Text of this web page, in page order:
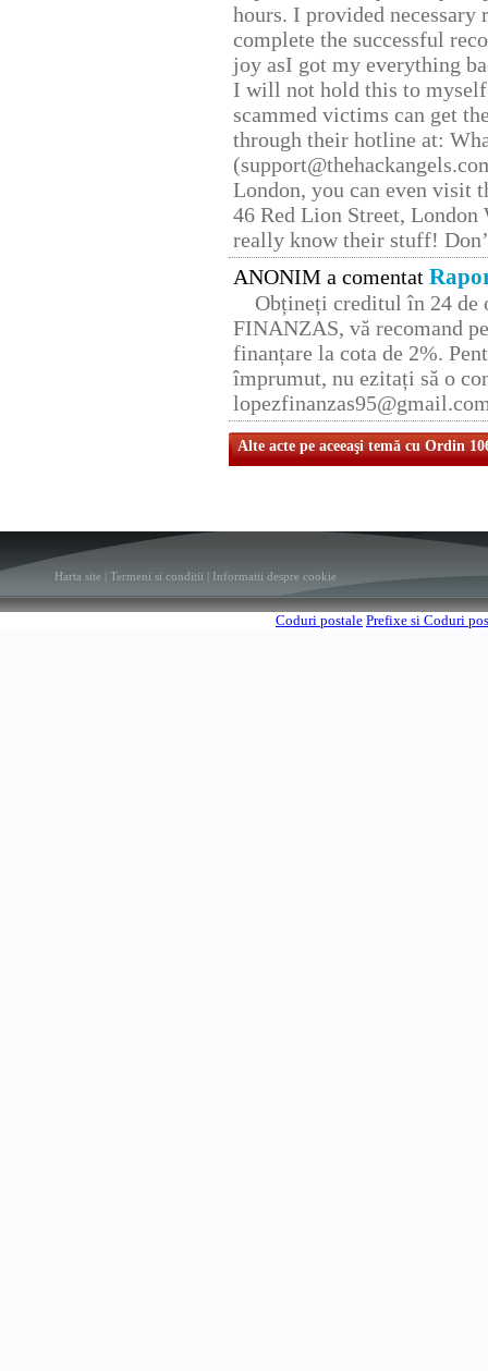
hours. I provided
complete the successful
joy asI got my everything
I will not hold this to
scammed victims can get
through their hotline at:
London, you can even visit
46 Red Lion Street, London
really know their stuff!
ANONIM a comentat
Obțineți creditul în 24 de
FINANZAS, vă recomand
finanțare la cota de 2%.
împrumut, nu ezitați să o
Alte acte pe aceeaşi temă cu Ordin
Harta site Termeni si conditii Informatii despre cookie
Coduri postale Prefixe si Coduri